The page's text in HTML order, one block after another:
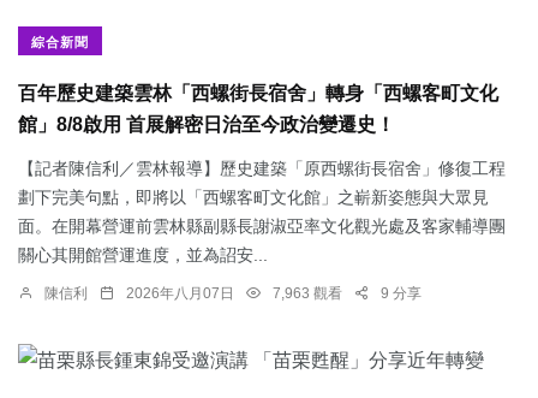
綜合新聞
百年歷史建築雲林「西螺街長宿舍」轉身「西螺客町文化
館」8/8啟用 首展解密日治至今政治變遷史！
【記者陳信利／雲林報導】歷史建築「原西螺街長宿舍」修復工程
劃下完美句點，即將以「西螺客町文化館」之嶄新姿態與大眾見
面。在開幕營運前雲林縣副縣長謝淑亞率文化觀光處及客家輔導團
關心其開館營運進度，並為詔安...
陳信利 2026年八月07日 7,963 觀看 9 分享